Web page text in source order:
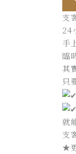
支
24
手
臨
其
只
就
支
★